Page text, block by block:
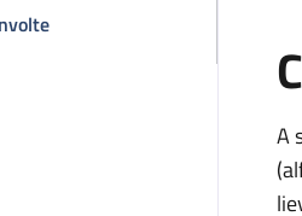
della pagina Talassemie
A